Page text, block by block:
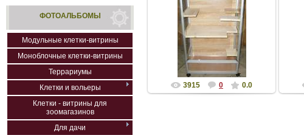
ФОТОАЛЬБОМЫ
Модульные клетки-витрины
Моноблочные клетки-витрины
Террариумы
Клетки и вольеры
Клетки - витрины для
зоомагазинов
Для дачи
03.03.2015
Одноэтажная клетка-
витрина для шиншилл без
тумбы. Размеры: в-ш-г
102 (с колесами 108...
Nikodimych
3915 0 0.0